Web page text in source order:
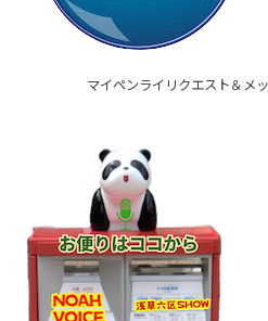
マイペンライリクエスト＆メ